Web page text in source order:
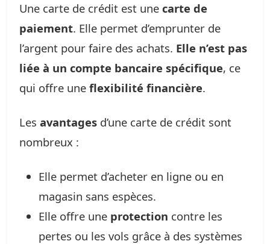
Une carte de crédit est une carte de
paiement. Elle permet d’emprunter de
l’argent pour faire des achats. Elle n’est pas
liée à un compte bancaire spécifique, ce
qui offre une flexibilité financière.
Les avantages d’une carte de crédit sont
nombreux :
Elle permet d’acheter en ligne ou en
magasin sans espèces.
Elle offre une protection contre les
pertes ou les vols grâce à des systèmes